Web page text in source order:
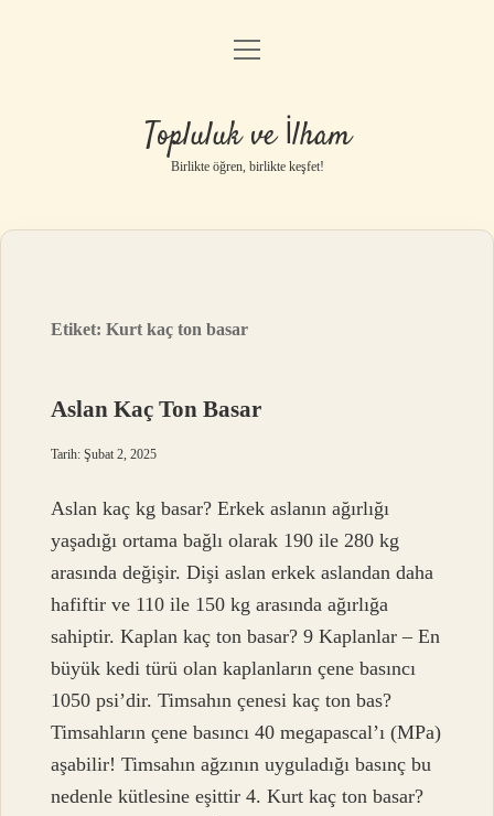
Anasayfa
Gizlilik Politikası
Yasal Uyarı
menüyü
Topluluk ve İlham
Birlikte öğren, birlikte keşfet!
Etiket:Kurt kaç ton basar
Aslan Kaç Ton Basar
Tarih: Şubat 2, 2025
Aslan kaç kg basar? Erkek aslanın ağırlığı
yaşadığı ortama bağlı olarak 190 ile 280 kg
arasında değişir. Dişi aslan erkek aslandan daha
hafiftir ve 110 ile 150 kg arasında ağırlığa
sahiptir. Kaplan kaç ton basar? 9 Kaplanlar – En
büyük kedi türü olan kaplanların çene basıncı
1050 psi’dir. Timsahın çenesi kaç ton bas?
Timsahların çene basıncı 40 megapascal’ı (MPa)
aşabilir! Timsahın ağzının uyguladığı basınç bu
nedenle kütlesine eşittir 4. Kurt kaç ton basar?